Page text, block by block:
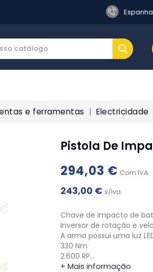
e ferramentas Electricidade
Pistola De
294,03 € Com IVA
243,00 € s/Iva.
Chave de impacto de
Inversor de rotação e
A arma possui uma luz
330 Nm
2.600 RP…
+ Mais informação